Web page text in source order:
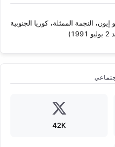
إيون، النجمة الممثلة، كوريا الجنوبية
42K